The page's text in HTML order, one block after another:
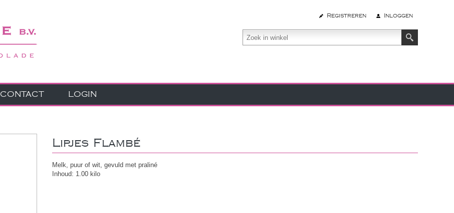
Registreren Inloggen
CONTACT LOGIN
Lipjes Flambé
Melk, puur of wit, gevuld met praliné
Inhoud: 1.00 kilo